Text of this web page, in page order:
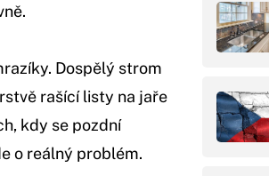
Dospělý strom
rašící listy na jaře
kdy se pozdní
o reálný problém.